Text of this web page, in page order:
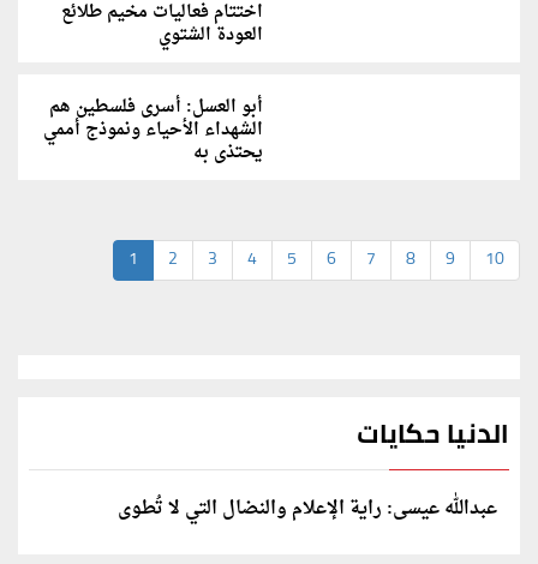
اختتام فعاليات مخيم طلائع
العودة الشتوي
أبو العسل: أسرى فلسطين هم
الشهداء الأحياء ونموذج أممي
يحتذى به
1 2 3 4 5 6 7 8 9 10
الدنيا حكايات
عبدالله عيسى: راية الإعلام والنضال التي لا تُطوى